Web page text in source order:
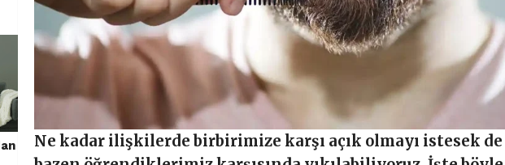
Ne kadar ilişkilerde birbirimize karşı açık olmayı istesek de